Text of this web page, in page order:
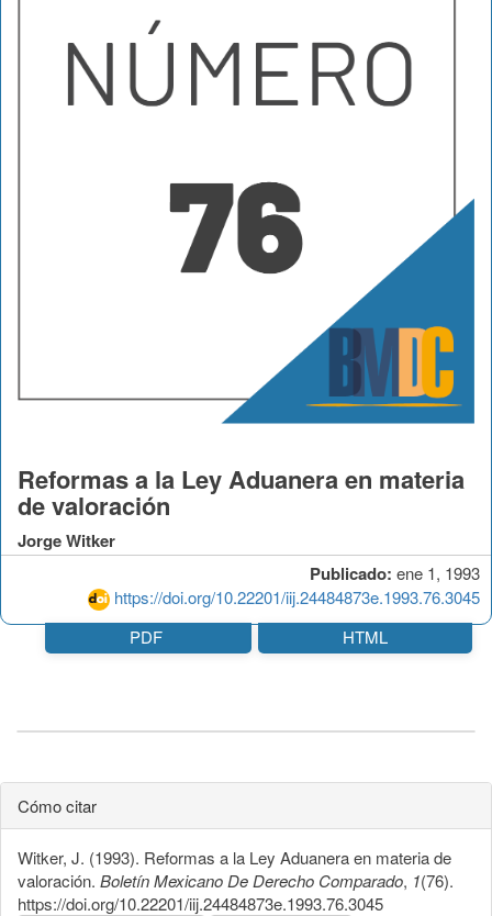
Publicado: ene 1, 1993
https://doi.org/10.22201/iij.24484873e.1993.76.3045
Reformas a la Ley Aduanera en materia
de valoración
Jorge Witker
PDF HTML
Cómo citar
Witker, J. (1993). Reformas a la Ley Aduanera en materia de
valoración. Boletín Mexicano De Derecho Comparado, 1(76).
https://doi.org/10.22201/iij.24484873e.1993.76.3045